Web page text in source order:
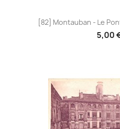
[82] Montauban - Le
5,00